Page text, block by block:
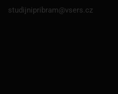
studijnipribram@vsers.cz